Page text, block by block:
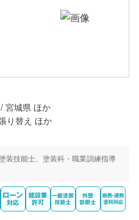
宮城県 ほか
り替え ほか
装技能士、塗装科・職業訓練指導